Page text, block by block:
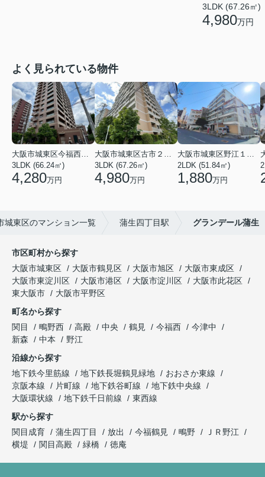
3LDK (67.26㎡)
4,980万円
よく見られている物件
大阪市城東区今福西６丁目
3LDK (66.24㎡)
4,280万円
大阪市城東区古市２丁目
3LDK (67.26㎡)
4,980万円
大阪市城東区野江１丁目
2LDK (51.84㎡)
1,880万円
城東区のマンション一覧 蒲生四丁目駅 グランデール蒲生
市区町村から探す
大阪市城東区
大阪市鶴見区 大阪市旭区
大阪市東成区
大阪市東淀川区
大阪市港区 大阪市淀川区
大阪市此花区
東大阪市
大阪市平野区
町名から探す
関目
鴫野西 高殿 中央 鶴見 今福西
今津中
新森
中本
野江
沿線から探す
地下鉄今里筋線
地下鉄長堀鶴見緑地
おおさか東線
京阪本線
片町線 地下鉄谷町線
地下鉄中央線
大阪環状線
地下鉄千日前線
東西線
駅から探す
関目成育
蒲生四丁目 放出 今福鶴見 鴫野
ＪＲ野江
横堤
関目高殿 緑橋 徳庵